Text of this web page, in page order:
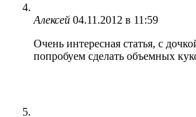
Алексей 04.11.2012 в 11:59
Очень интересная статья, с
попробуем сделать объемных